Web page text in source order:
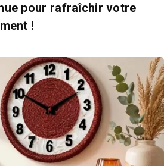
pour rafraîchir votre
!